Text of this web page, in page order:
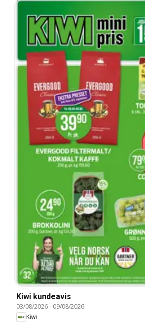
Kiwi kundeavis
03/08/2026- 09/08/2026
Kiwi